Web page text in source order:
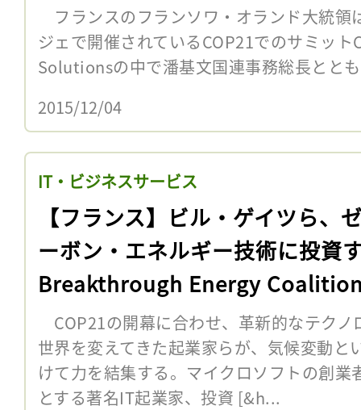
フランスのフランソワ・オランド大統領
ジェで開催されているCOP21でのサミッ
Solutionsの中で潘基文国連事務総長とと
2015/12/04
IT・ビジネスサービス
【フランス】ビル・ゲイツら、
ーボン・エネルギー技術に投資
Breakthrough Energy
足
COP21の開幕に合わせ、革新的なテク
世界を変えてきた起業家らが、気候変動と
けて力を結集する。マイクロソフトの創
とする著名IT起業家、投資 [&h...